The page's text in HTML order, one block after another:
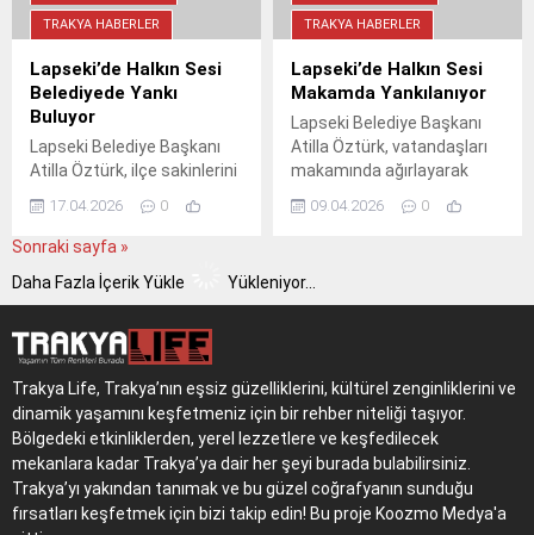
TRAKYA HABERLER
Lapseki’de Halkın Sesi
Belediyede Yankı
Buluyor
Lapseki Belediye Başkanı
Atilla Öztürk, ilçe sakinlerini
makamında ağırlayarak
talep ve önerilerini dinledi.
Samimi bir atmosferde
ilçenin geleceğine dair ortak
17.04.2026 0
TRAKYA HABERLER
Lapseki’de Halkın Sesi
Makamda Yankılanıyor
Lapseki Belediye Başkanı
Atilla Öztürk, vatandaşları
makamında ağırlayarak
talep ve önerilerini dinledi.
İlçenin geleceğine dair
"ortak akıl" vurgusu yapıldı.
09.04.2026 0
Sonraki sayfa »
Daha Fazla İçerik Yükle
Yükleniyor...
Trakya Life, Trakya’nın eşsiz güzelliklerini, kültürel zenginliklerini ve
dinamik yaşamını keşfetmeniz için bir rehber niteliği taşıyor.
Bölgedeki etkinliklerden, yerel lezzetlere ve keşfedilecek
mekanlara kadar Trakya’ya dair her şeyi burada bulabilirsiniz.
Trakya’yı yakından tanımak ve bu güzel coğrafyanın sunduğu
fırsatları keşfetmek için bizi takip edin! Bu proje Koozmo Medya'a